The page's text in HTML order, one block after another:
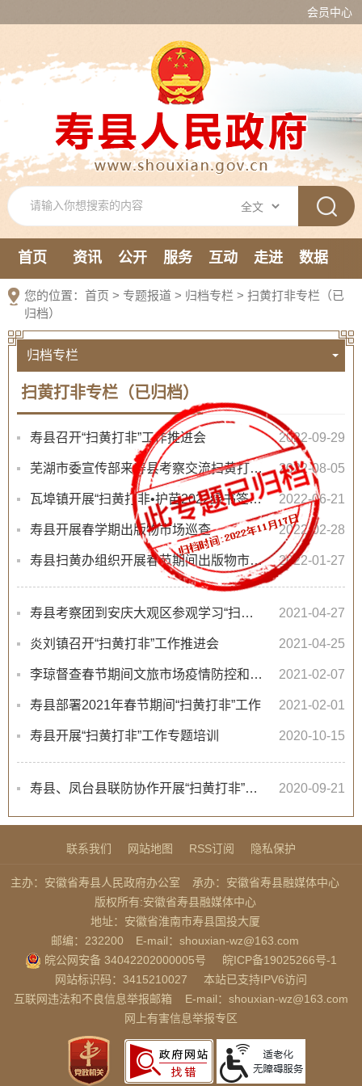
会员中心
首页 资讯 公开 服务 互动 走进
数据
新媒体
您的位置： 首页 > 专题报道 > 归档专栏 > 扫黄打非专栏（已
归档）
归档专栏
扫黄打非专栏（已归档）
寿县召开“扫黄打非”工作推进会 2022-09-29
芜湖市委宣传部来寿县考察交流扫黄打非工作 2022-08-05
瓦埠镇开展“扫黄打非•护苗2022绿书签”宣传活动 2022-06-21
寿县开展春学期出版物市场巡查 2022-02-28
寿县扫黄办组织开展春节期间出版物市场检查 2022-01-27
寿县考察团到安庆大观区参观学习“扫黄打非”基层站点建设工作 2021-04-27
炎刘镇召开“扫黄打非”工作推进会 2021-04-25
李琼督查春节期间文旅市场疫情防控和安全生产工作 2021-02-07
寿县部署2021年春节期间“扫黄打非”工作 2021-02-01
寿县开展“扫黄打非”工作专题培训 2020-10-15
寿县、凤台县联防协作开展“扫黄打非”行动 2020-09-21
联系我们 网站地图 RSS订阅 隐私保护
主办：安徽省寿县人民政府办公室
承办：安徽省寿县融媒体中心
版权所有:安徽省寿县融媒体中心
地址：安徽省淮南市寿县国投大厦
邮编：232200
E-mail：shouxian-wz@163.com
皖公网安备 34042202000005号
皖ICP备19025266号-1
网站标识码：3415210027
本站已支持IPV6访问
互联网违法和不良信息举报邮箱
E-mail：shouxian-wz@163.com
网上有害信息举报专区